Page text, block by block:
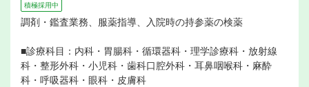
積極採用中
調剤・鑑査業務、服薬指導、入院時の持参薬の検薬
■診療科目：内科・胃腸科・循環器科・理学診療科・放射線
科・整形外科・小児科・歯科口腔外科・耳鼻咽喉科・麻酔
科・呼吸器科・眼科・皮膚科